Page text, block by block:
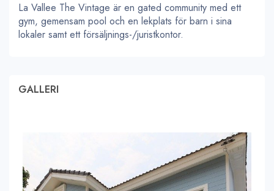
La Vallee The Vintage är en gated community med ett
gym, gemensam pool och en lekplats för barn i sina
lokaler samt ett försäljnings-/juristkontor.
GALLERI